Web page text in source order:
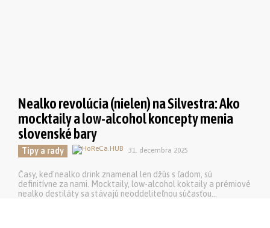
Nealko revolúcia (nielen) na Silvestra: Ako
mocktaily a low-alcohol koncepty menia
slovenské bary
Tipy a rady 31. decembra 2025
Časy, keď nealko drink znamenal len džús s ľadom, sú
definitívne za nami. Mocktaily, low-alcohol koktaily a prémiové
nealko destiláty sa stávajú neoddeliteľnou súčasťou...